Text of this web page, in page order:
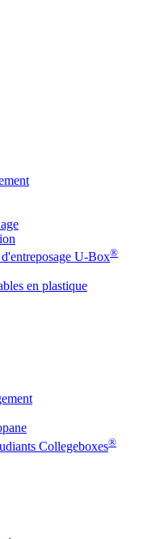
U-Box®
en plastique
Collegeboxes®